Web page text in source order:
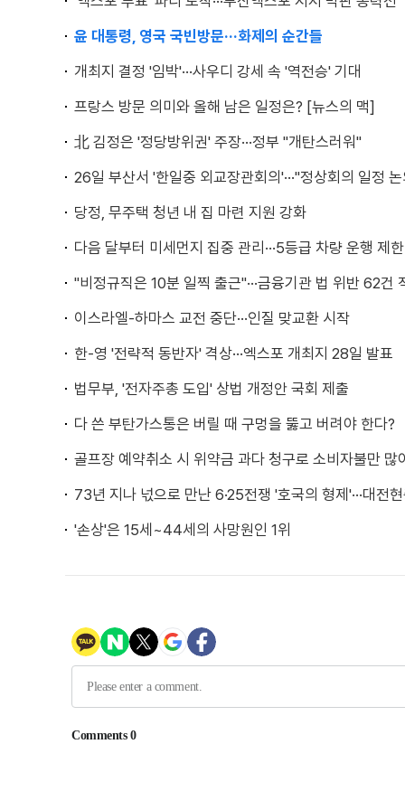
윤 대통령, 영국 국빈방문···화제의 순간들
개최지 결정 '임박'···사우디 강세 속 '역전승' 기대
프랑스 방문 의미와 올해 남은 일정은? [뉴스의 맥]
北 김정은 '정당방위권' 주장···정부 "개탄스러워"
26일 부산서 '한일중 외교장관회의'···"정상회의 일정
당정, 무주택 청년 내 집 마련 지원 강화
다음 달부터 미세먼지 집중 관리···5등급 차량 운행 제
"비정규직은 10분 일찍 출근"···금융기관 법 위반 62건
이스라엘-하마스 교전 중단···인질 맞교환 시작
한-영 '전략적 동반자' 격상···엑스포 개최지 28일 발표
법무부, '전자주총 도입' 상법 개정안 국회 제출
다 쓴 부탄가스통은 버릴 때 구멍을 뚫고 버려야 한다?
골프장 예약취소 시 위약금 과다 청구로 소비자불만 많
73년 지나 넋으로 만난 6·25전쟁 '호국의 형제'···대전
'손상'은 15세~44세의 사망원인 1위